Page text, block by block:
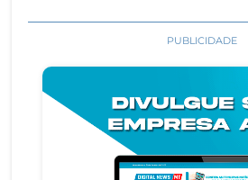
PUBLICIDADE